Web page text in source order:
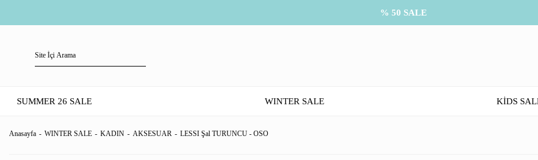
% 50 SALE
SUMMER 26 SALE WINTER SALE KİDS
Anasayfa WINTER SALE KADIN AKSESUAR LESSI Şal TURUNCU - OSO